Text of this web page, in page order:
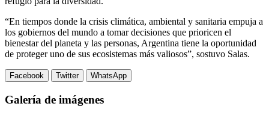
“En tiempos donde la crisis climática, ambiental y sanitaria empuja a
los gobiernos del mundo a tomar decisiones que prioricen el
bienestar del planeta y las personas, Argentina tiene la oportunidad
de proteger uno de sus ecosistemas más valiosos”, sostuvo Salas.
Facebook Twitter WhatsApp
Galería de imágenes